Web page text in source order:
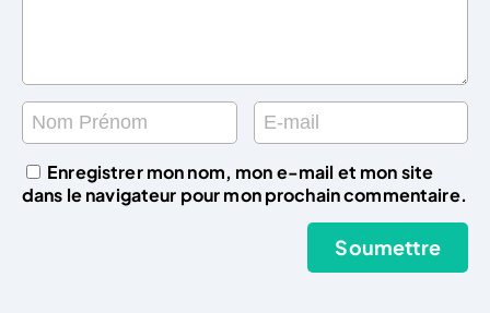
Enregistrer mon nom, mon e-mail et mon site
dans le navigateur pour mon prochain commentaire.